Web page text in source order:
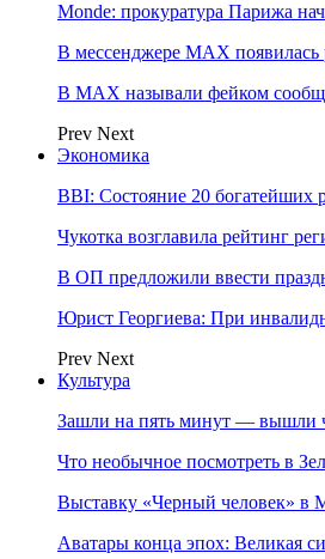
Monde: прокуратура Парижа
В мессенджере MAX
В МAX называли фейком
Prev Next
Экономика
BBI: Состояние 20 богатейших
Чукотка возглавила рейтинг
В ОП предложили ввести
Юрист Георгиева: При
Prev Next
Культура
Зашли на пять минут — вышли
Что необычное посмотреть в
Выставку «Черный человек»
Аватары конца эпох: Великая